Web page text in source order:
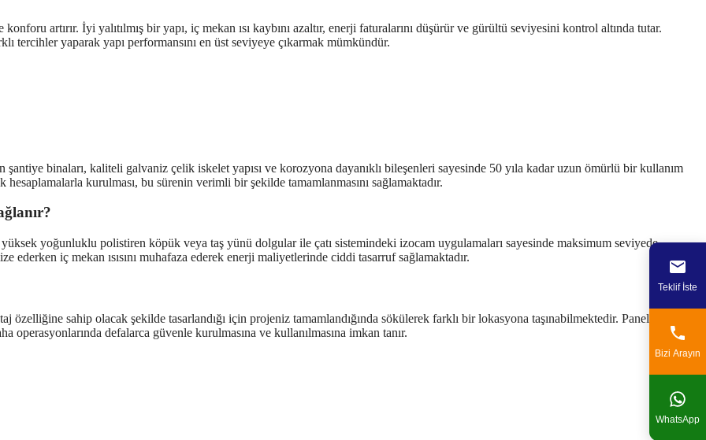
artırır. İyi yalıtılmış bir yapı, iç mekan ısı kaybını azaltır, enerji faturalarını düşürür ve gürültü seviyesini kontrol altında tutar.
tercihler yaparak yapı performansını en üst seviyeye çıkarmak mümkündür.
binaları, kaliteli galvaniz çelik iskelet yapısı ve korozyona dayanıklı bileşenleri sayesinde 50 yıla kadar uzun ömürlü bir kullanım
hesaplamalarla kurulması, bu sürenin verimli bir şekilde tamamlanmasını sağlamaktadır.
yüksek yoğunluklu polistiren köpük veya taş yünü dolgular ile çatı sistemindeki izocam uygulamaları sayesinde maksimum seviyede
ederken iç mekan ısısını muhafaza ederek enerji maliyetlerinde ciddi tasarruf sağlamaktadır.
sahip olacak şekilde tasarlandığı için projeniz tamamlandığında sökülerek farklı bir lokasyona taşınabilmektedir. Panellerin ve
operasyonlarında defalarca güvenle kurulmasına ve kullanılmasına imkan tanır.
Teklif İste
Bizi Arayın
WhatsApp